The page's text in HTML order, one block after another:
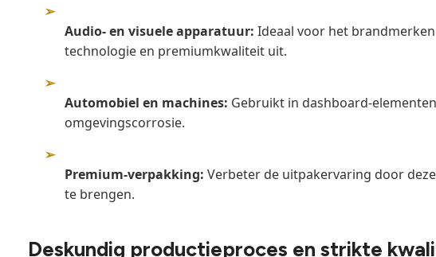
➢
Audio- en visuele apparatuur: Ideaal voor het
technologie en premiumkwaliteit uit.
➢
Automobiel en machines: Gebruikt in dashboard-
omgevingscorrosie.
➢
Premium-verpakking: Verbeter de uitpakervaring door
te brengen.
Deskundig productieproces en strikte